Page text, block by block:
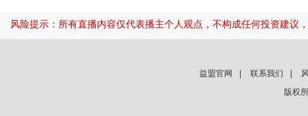
风险提示：所有直播内容仅代表播主个人观点，不构成任何投资建议
益盟官网 联系我们
版权